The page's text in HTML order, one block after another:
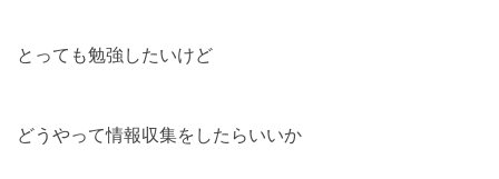
とっても勉強したいけど
どうやって情報収集をしたらいいか